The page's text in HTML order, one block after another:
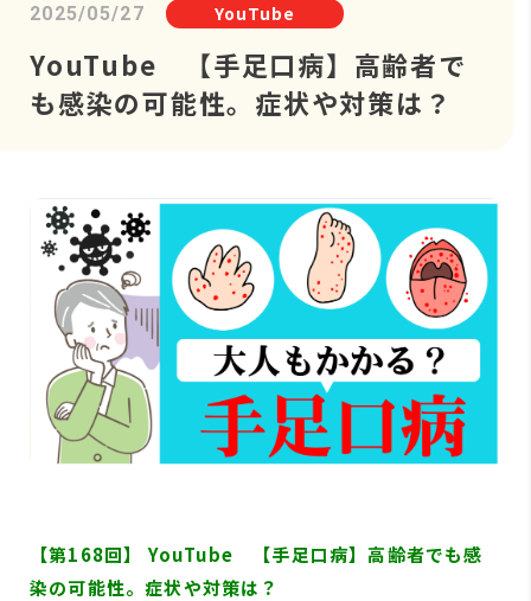
2025/05/27 YouTube
YouTube 【手足口病】高齢者で
も感染の可能性。症状や対策は？
【第168回】 YouTube 【手足口病】高齢者でも感
染の可能性。症状や対策は？